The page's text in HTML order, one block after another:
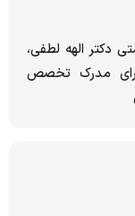
دکتر الهه لطفی،
مدرک تخصص